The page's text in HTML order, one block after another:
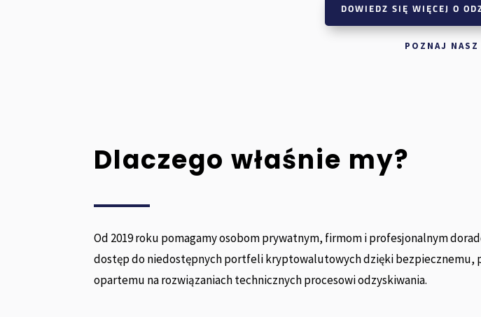
DOWIEDZ SIĘ WIĘCEJ O
POZNAJ
Dlaczego właśnie my?
Od 2019 roku pomagamy osobom prywatnym, firmom i profesjonalnym
dostęp do niedostępnych portfeli kryptowalutowych dzięki bezpiecznemu,
opartemu na rozwiązaniach technicznych procesowi odzyskiwania.